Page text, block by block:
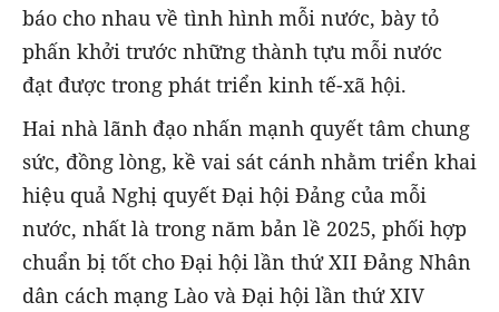
báo cho nhau về tình hình mỗi nước, bày tỏ
phấn khởi trước những thành tựu mỗi nước
đạt được trong phát triển kinh tế-xã hội.
Hai nhà lãnh đạo nhấn mạnh quyết tâm chung
sức, đồng lòng, kề vai sát cánh nhằm triển khai
hiệu quả Nghị quyết Đại hội Đảng của mỗi
nước, nhất là trong năm bản lề 2025, phối hợp
chuẩn bị tốt cho Đại hội lần thứ XII Đảng Nhân
dân cách mạng Lào và Đại hội lần thứ XIV